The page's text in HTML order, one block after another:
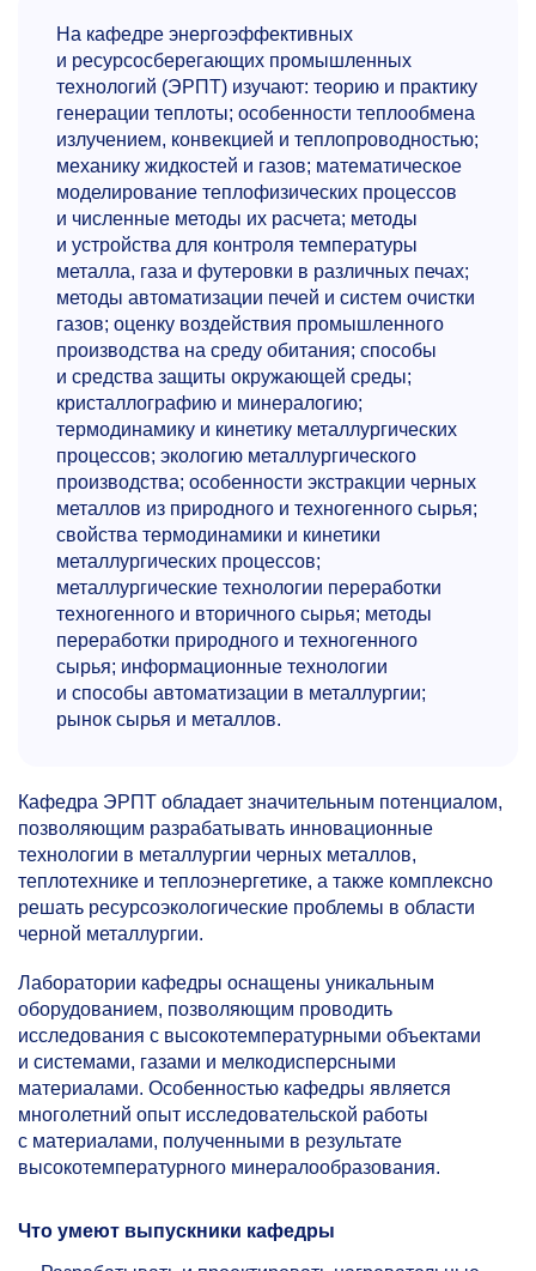
На кафедре энергоэффективных
и ресурсосберегающих промышленных
технологий (ЭРПТ) изучают: теорию и практику
генерации теплоты; особенности теплообмена
излучением, конвекцией и теплопроводностью;
механику жидкостей и газов; математическое
моделирование теплофизических процессов
и численные методы их расчета; методы
и устройства для контроля температуры
металла, газа и футеровки в различных печах;
методы автоматизации печей и систем очистки
газов; оценку воздействия промышленного
производства на среду обитания; способы
и средства защиты окружающей среды;
кристаллографию и минералогию;
термодинамику и кинетику металлургических
процессов; экологию металлургического
производства; особенности экстракции черных
металлов из природного и техногенного сырья;
свойства термодинамики и кинетики
металлургических процессов;
металлургические технологии переработки
техногенного и вторичного сырья; методы
переработки природного и техногенного
сырья; информационные технологии
и способы автоматизации в металлургии;
рынок сырья и металлов.
Кафедра ЭРПТ обладает значительным потенциалом,
позволяющим разрабатывать инновационные
технологии в металлургии черных металлов,
теплотехнике и теплоэнергетике, а также комплексно
решать ресурсоэкологические проблемы в области
черной металлургии.
Лаборатории кафедры оснащены уникальным
оборудованием, позволяющим проводить
исследования с высокотемпературными объектами
и системами, газами и мелкодисперсными
материалами. Особенностью кафедры является
многолетний опыт исследовательской работы
с материалами, полученными в результате
высокотемпературного минералообразования.
Что умеют выпускники кафедры